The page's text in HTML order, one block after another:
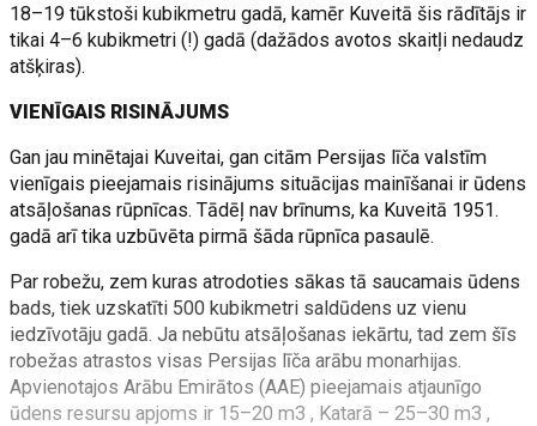
18–19 tūkstoši kubikmetru gadā, kamēr Kuveitā šis rādītājs ir
tikai 4–6 kubikmetri (!) gadā (dažādos avotos skaitļi nedaudz
atšķiras).
VIENĪGAIS RISINĀJUMS
Gan jau minētajai Kuveitai, gan citām Persijas līča valstīm
vienīgais pieejamais risinājums situācijas mainīšanai ir ūdens
atsāļošanas rūpnīcas. Tādēļ nav brīnums, ka Kuveitā 1951.
gadā arī tika uzbūvēta pirmā šāda rūpnīca pasaulē.
Par robežu, zem kuras atrodoties sākas tā saucamais ūdens
bads, tiek uzskatīti 500 kubikmetri saldūdens uz vienu
iedzīvotāju gadā. Ja nebūtu atsāļošanas iekārtu, tad zem šīs
robežas atrastos visas Persijas līča arābu monarhijas.
Apvienotajos Arābu Emirātos (AAE) pieejamais atjaunīgo
ūdens resursu apjoms ir 15–20 m3 , Katarā – 25–30 m3 ,